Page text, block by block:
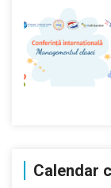
Calendar